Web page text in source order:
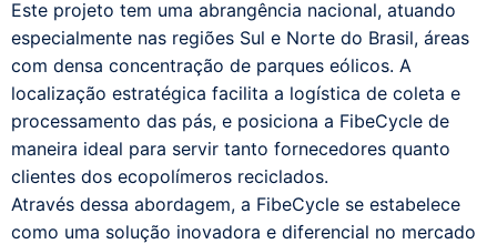
Este projeto tem uma abrangência nacional, atuando
especialmente nas regiões Sul e Norte do Brasil, áreas
com densa concentração de parques eólicos. A
localização estratégica facilita a logística de coleta e
processamento das pás, e posiciona a FibeCycle de
maneira ideal para servir tanto fornecedores quanto
clientes dos ecopolímeros reciclados.
Através dessa abordagem, a FibeCycle se estabelece
como uma solução inovadora e diferencial no mercado